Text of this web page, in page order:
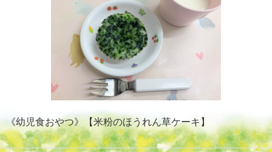
《幼児食おやつ》【米粉のほうれん草ケーキ】